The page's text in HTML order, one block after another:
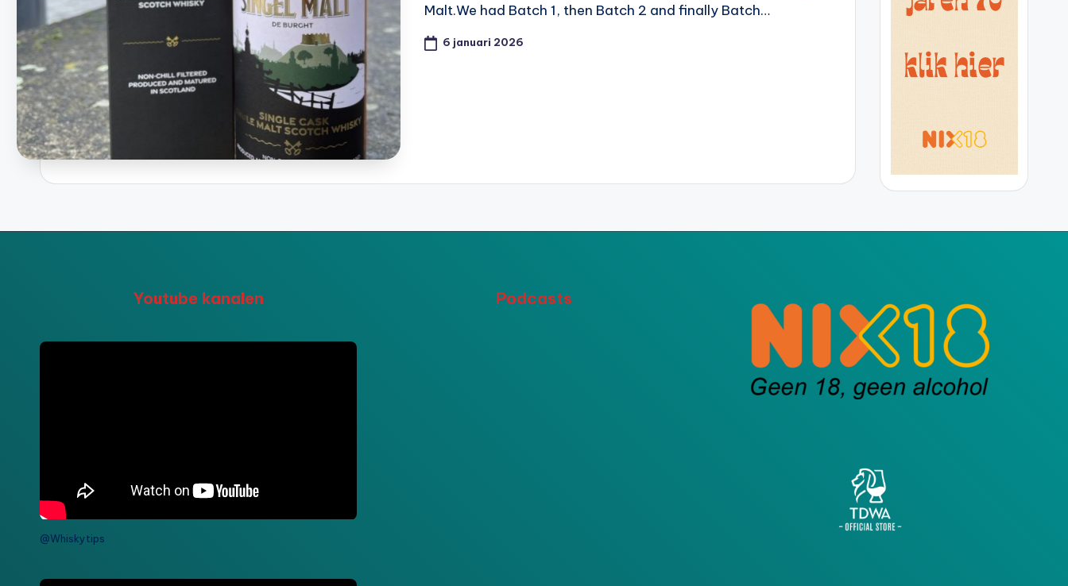
Malt.We had Batch 1, then Batch 2 and finally Batch…
6 januari 2026
Youtube kanalen
@Whiskytips
Podcasts